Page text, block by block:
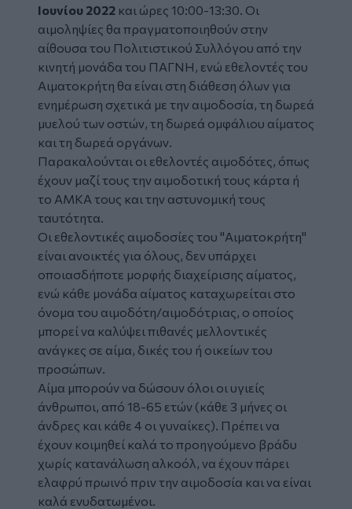
Ιουvίου 2022 και ώρες 10:00-13:30. Οι
αιμοληψίες θα πραγματοποιηθούν στην
αίθουσα του Πολιτιστικού Συλλόγου από την
κινητή μονάδα του ΠΑΓΝΗ, ενώ εθελοντές του
Αιματοκρήτη θα είναι στη διάθεση όλων για
ενημέρωση σχετικά με την αιμοδοσία, τη δωρεά
μυελού των οστών, τη δωρεά ομφάλιου αίματος
και τη δωρεά οργάνων.
Παρακαλούνται οι εθελοντές αιμοδότες, όπως
έχουν μαζί τους την αιμοδοτική τους κάρτα ή
το ΑΜΚΑ τους και την αστυνομική τους
ταυτότητα.
Οι εθελοντικές αιμοδοσίες του "Αιματοκρήτη"
είναι ανοικτές για όλους, δεν υπάρχει
οποιασδήποτε μορφής διαχείρισης αίματος,
ενώ κάθε μονάδα αίματος καταχωρείται στο
όνομα του αιμοδότη/αιμοδότριας, ο οποίος
μπορεί να καλύψει πιθανές μελλοντικές
ανάγκες σε αίμα, δικές του ή οικείων του
προσώπων.
Αίμα μπορούν να δώσουν όλοι οι υγιείς
άνθρωποι, από 18-65 ετών (κάθε 3 μήνες οι
άνδρες και κάθε 4 οι γυναίκες). Πρέπει να
έχουν κοιμηθεί καλά το προηγούμενο βράδυ
χωρίς κατανάλωση αλκοόλ, να έχουν πάρει
ελαφρύ πρωινό πριν την αιμοδοσία και να είναι
καλά ενυδατωμένοι.